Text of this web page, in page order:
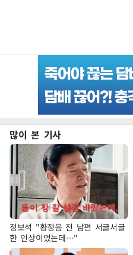
많이 본 기사
정보석 "황정음 전 남편 서글서글
한 인상이었는데…"